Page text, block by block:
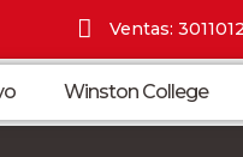
Ventas:
Winston College